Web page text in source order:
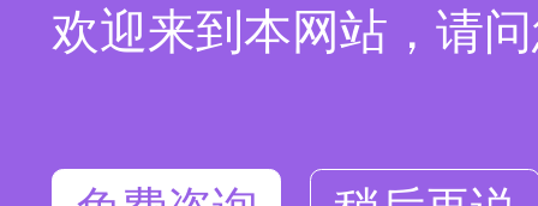
欢迎来到本网站，请